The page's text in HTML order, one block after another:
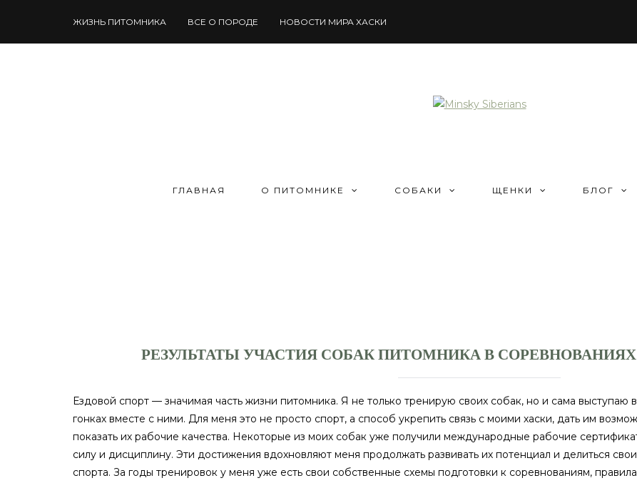
ЖИЗНЬ ПИТОМНИКА ВСЕ О ПОРОДЕ НОВОСТИ МИРА ХАСКИ
ГЛАВНАЯ О ПИТОМНИКЕ СОБАКИ ЩЕНКИ БЛОГ
РЕЗУЛЬТАТЫ УЧАСТИЯ СОБАК ПИТОМНИКА В
Ездовой спорт — значимая часть жизни питомника. Я не только тренирую своих собак, но и сама выступаю
гонках вместе с ними. Для меня это не просто спорт, а способ укрепить связь с моими хаски, дать им
показать их рабочие качества. Некоторые из моих собак уже получили международные рабочие
силу и дисциплину. Эти достижения вдохновляют меня продолжать развивать их потенциал и делиться
спорта. За годы тренировок у меня уже есть свои собственные схемы подготовки к соревнованиям,